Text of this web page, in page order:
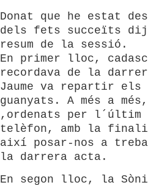
Donat que he estat
dels fets succeïts
resum de la sessió.
En primer lloc,
recordava de la
Jaume va repartir els
guanyats. A més a
,ordenats per l´últim
telèfon, amb la
així posar-nos a
la darrera acta.
En segon lloc, la